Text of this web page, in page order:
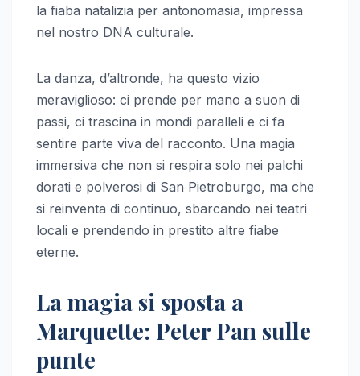
la fiaba natalizia per antonomasia, impressa
nel nostro DNA culturale.
La danza, d’altronde, ha questo vizio
meraviglioso: ci prende per mano a suon di
passi, ci trascina in mondi paralleli e ci fa
sentire parte viva del racconto. Una magia
immersiva che non si respira solo nei palchi
dorati e polverosi di San Pietroburgo, ma che
si reinventa di continuo, sbarcando nei teatri
locali e prendendo in prestito altre fiabe
eterne.
La magia si sposta a
Marquette: Peter Pan sulle
punte